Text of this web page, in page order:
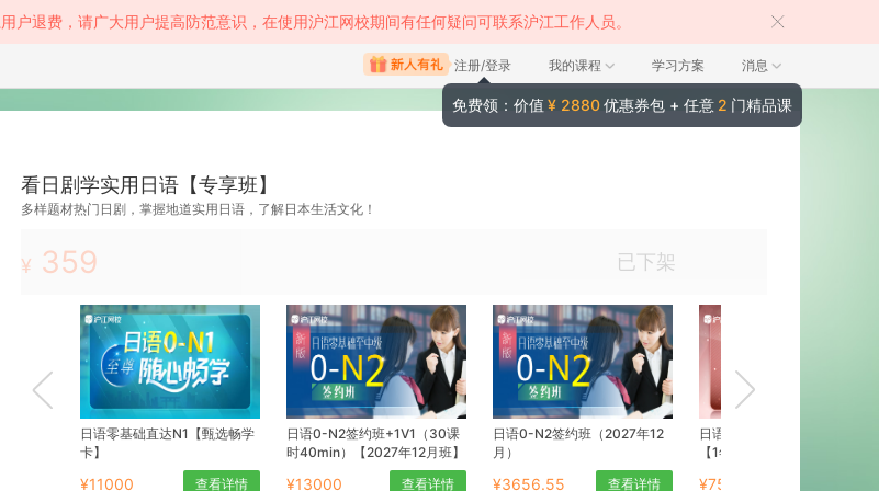
退费，请广大用户提高防范意识，在使用沪江网校期间有任何疑问可联系沪江工作人员。
注册/登录
免费领：价值 ¥ 2880优惠券包 + 任意 2 门精品课
我的课程 学习方案 消息
看日剧学实用日语【专享班】
多样题材热门日剧，掌握地道实用日语，了解日本生活文化！
¥ 359 已下架
日语零基础直达N1【甄选畅学
卡】
¥11000 查看详情
日语0-N2签约班+1V1（30课
时40min）【2027年12月班】
¥13000 查看详情
日语0-N2签约班（2027年12
月）
¥3656.55 查看详情
日语全程直播课-超值启航卡
【1年】
¥7500